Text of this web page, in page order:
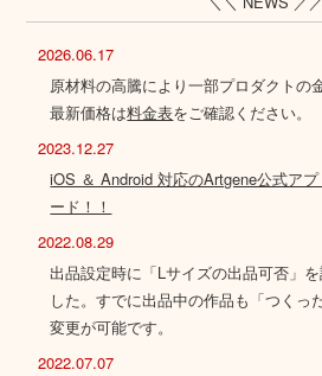
2026.06.17
原材料の高騰により一部プロダクトの
最新価格は料金表をご確認ください。
2023.12.27
iOS ＆ Android 対応のArtgene公式ア
ード！！
2022.08.29
出品設定時に「Lサイズの出品可否」
した。すでに出品中の作品も「つくっ
変更が可能です。
2022.07.07